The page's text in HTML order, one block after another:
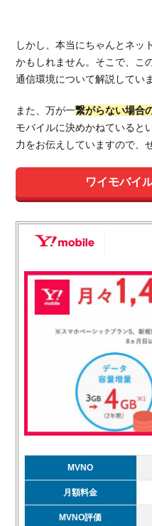
しかし、本当にちゃんとネッ
かもしれません。そこで、こ
通信環境について解説してい
また、万が一繋がらない場合
モバイルに決めかねていると
力をお伝えしていますので、
ワイモバイ
MVNO
月額料金
MVNO評価